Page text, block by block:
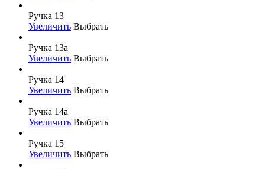
Ручка 13
Увеличить Выбрать
Ручка 13а
Увеличить Выбрать
Ручка 14
Увеличить Выбрать
Ручка 14а
Увеличить Выбрать
Ручка 15
Увеличить Выбрать